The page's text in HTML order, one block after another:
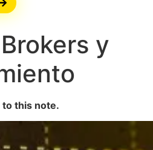
y
to this note.